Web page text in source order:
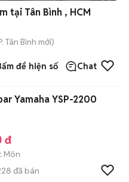
tại Tân Bình , HCM
Tân Bình mới)
để hiện số Chat
Yamaha YSP-2200
đ
Môn
đã bán